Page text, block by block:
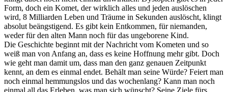
Form, doch ein Komet, der wirklich alles und jeden auslöschen
wird, 8 Milliarden Leben und Träume in Sekunden auslöscht, klingt
absolut beängstigend. Es gibt kein Entkommen, für niemanden,
weder für den alten Mann noch für das ungeborene Kind.
Die Geschichte beginnt mit der Nachricht vom Kometen und so
weiß man von Anfang an, dass es keine Hoffnung mehr gibt. Doch
wie geht man damit um, dass man den ganz genauen Zeitpunkt
kennt, an dem es einmal endet. Behält man seine Würde? Feiert man
noch einmal hemmungslos und das wochenlang? Kann man noch